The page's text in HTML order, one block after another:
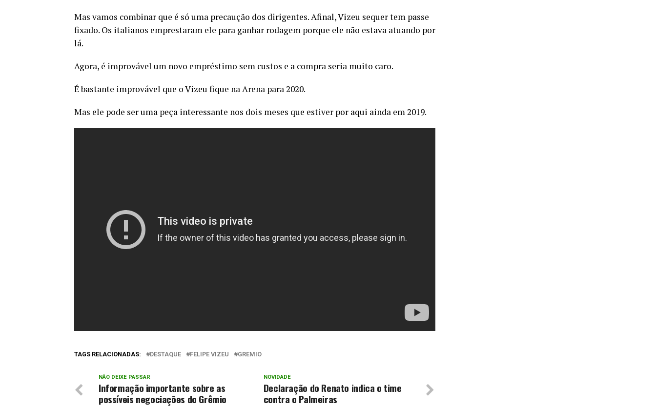
Mas vamos combinar que é só uma precaução dos dirigentes. Afinal, Vizeu sequer tem passe
fixado. Os italianos emprestaram ele para ganhar rodagem porque ele não estava atuando por
lá.
Agora, é improvável um novo empréstimo sem custos e a compra seria muito caro.
É bastante improvável que o Vizeu fique na Arena para 2020.
Mas ele pode ser uma peça interessante nos dois meses que estiver por aqui ainda em 2019.
TAGS RELACIONADAS: DESTAQUE FELIPE VIZEU GREMIO
NOVIDADE
Declaração do Renato indica o time
contra o Palmeiras
NÃO DEIXE PASSAR
Informação importante sobre as
possíveis negociações do Grêmio